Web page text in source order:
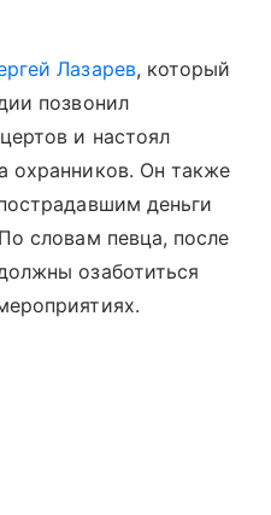
Лазарев, который
позвонил
и настоял
охранников. Он также
деньги
словам певца, после
озаботиться